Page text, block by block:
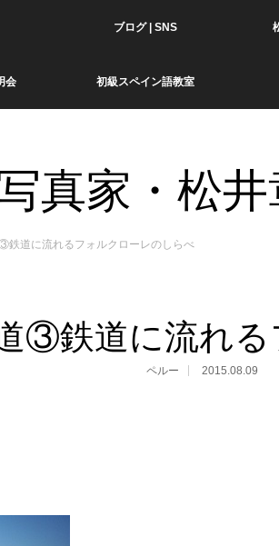
ブログ | SNS
会 初級スペイン語教室
真家・松
鉄道に流れるフォルクローレのしらべ
③鉄道に流れ
ペルー 2015.08.09